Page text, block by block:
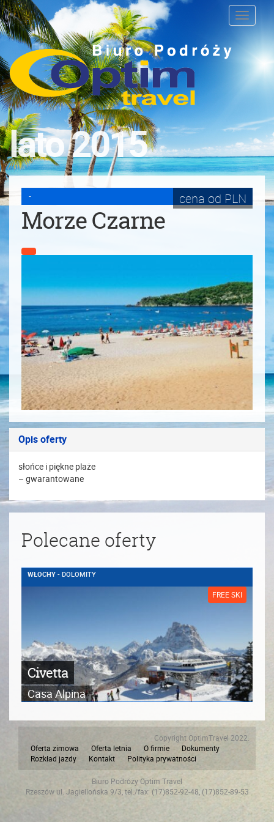
Toggle
lato 2015
cena od PLN
-
Morze Czarne
Opis oferty
słońce i piękne plaże
– gwarantowane
Polecane oferty
WŁOCHY - DOLOMITY
FREE SKI
Civetta
Casa Alpina
Copyright OptimTravel 2022.
Oferta zimowa
Oferta letnia O firmie
Dokumenty
Rozkład jazdy
Kontakt Polityka prywatności
Biuro Podróży Optim Travel
Rzeszów ul. Jagiellońska 9/3, tel./fax: (17)852-92-48, (17)852-89-53